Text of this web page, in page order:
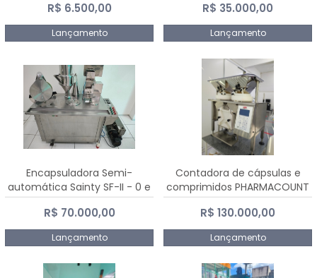
R$ 6.500,00
Lançamento
R$ 35.000,00
Lançamento
Encapsuladora Semi-
automática Sainty SF-II - 0 e
00
R$ 70.000,00
Lançamento
Contadora de cápsulas e
comprimidos PHARMACOUNT
- 2-2R3
R$ 130.000,00
Lançamento